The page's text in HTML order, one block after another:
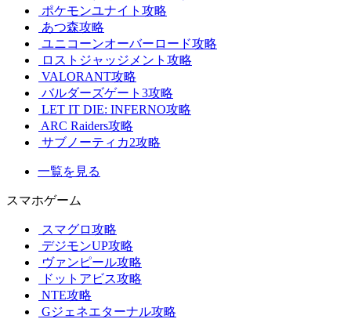
ポケモンユナイト攻略
あつ森攻略
ユニコーンオーバーロード攻略
ロストジャッジメント攻略
VALORANT攻略
バルダーズゲート3攻略
LET IT DIE: INFERNO攻略
ARC Raiders攻略
サブノーティカ2攻略
一覧を見る
スマホゲーム
スマグロ攻略
デジモンUP攻略
ヴァンピール攻略
ドットアビス攻略
NTE攻略
Gジェネエターナル攻略